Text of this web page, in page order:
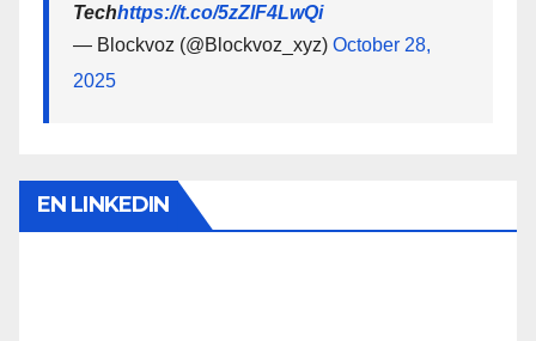
Techhttps://t.co/5zZlF4LwQi
— Blockvoz (@Blockvoz_xyz) October 28,
2025
EN LINKEDIN